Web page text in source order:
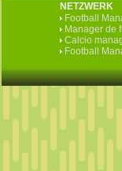
NETZWERK
Football
Manager de
Calcio
Football